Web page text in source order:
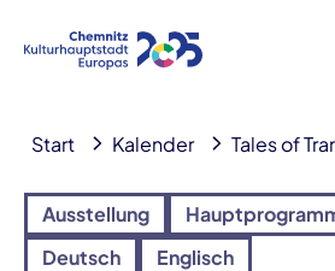
Start Kalender Tales of
Ausstellung
Deutsch
Englisch